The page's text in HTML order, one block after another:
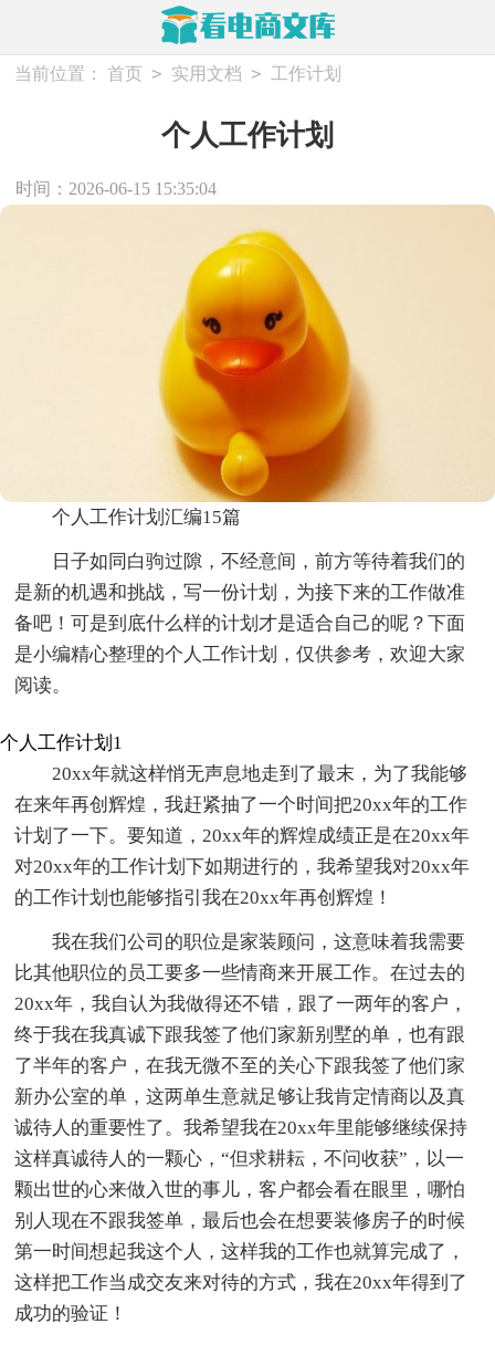
当前位置： 首页 > 实用文档 > 工作计划
个人工作计划
时间：2026-06-15 15:35:04
个人工作计划汇编15篇
日子如同白驹过隙，不经意间，前方等待着我们的
是新的机遇和挑战，写一份计划，为接下来的工作做准
备吧！可是到底什么样的计划才是适合自己的呢？下面
是小编精心整理的个人工作计划，仅供参考，欢迎大家
阅读。
个人工作计划1
20xx年就这样悄无声息地走到了最末，为了我能够
在来年再创辉煌，我赶紧抽了一个时间把20xx年的工作
计划了一下。要知道，20xx年的辉煌成绩正是在20xx年
对20xx年的工作计划下如期进行的，我希望我对20xx年
的工作计划也能够指引我在20xx年再创辉煌！
我在我们公司的职位是家装顾问，这意味着我需要
比其他职位的员工要多一些情商来开展工作。在过去的
20xx年，我自认为我做得还不错，跟了一两年的客户，
终于我在我真诚下跟我签了他们家新别墅的单，也有跟
了半年的客户，在我无微不至的关心下跟我签了他们家
新办公室的单，这两单生意就足够让我肯定情商以及真
诚待人的重要性了。我希望我在20xx年里能够继续保持
这样真诚待人的一颗心，“但求耕耘，不问收获”，以一
颗出世的心来做入世的事儿，客户都会看在眼里，哪怕
别人现在不跟我签单，最后也会在想要装修房子的时候
第一时间想起我这个人，这样我的工作也就算完成了，
这样把工作当成交友来对待的方式，我在20xx年得到了
成功的验证！